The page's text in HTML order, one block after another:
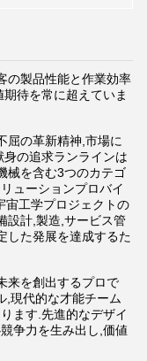
の製品性能と作業効率
待を常に超えていま
屈の革新精神,市場に
の追求ランラインは
械を含む3つのカテゴ
ューションプロバイ
宙工学プロジェクトの
設計,製造,サービス管
した発展を達成するた
来を創出するプロで
,現代的な才能チーム
ます.先進的なデザイ
争力を生み出し,価値